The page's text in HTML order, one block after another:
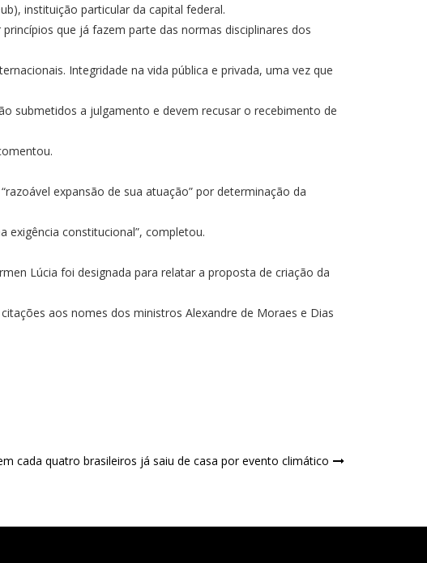
instituição particular da capital federal.
que já fazem parte das normas disciplinares dos
Integridade na vida pública e privada, uma vez que
submetidos a julgamento e devem recusar o recebimento de
expansão de sua atuação” por determinação da
exigência constitucional”, completou.
Lúcia foi designada para relatar a proposta de criação da
aos nomes dos ministros Alexandre de Moraes e Dias
cada quatro brasileiros já saiu de casa por evento climático